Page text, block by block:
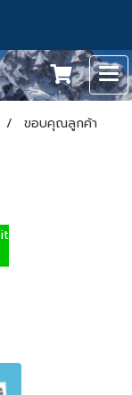
ขอบคุณลูกค้า